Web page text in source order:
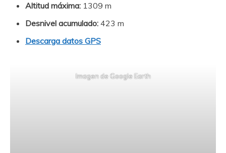
Altitud máxima: 1309 m
Desnivel acumulado: 423 m
Descarga datos GPS
Imagen de Google Earth